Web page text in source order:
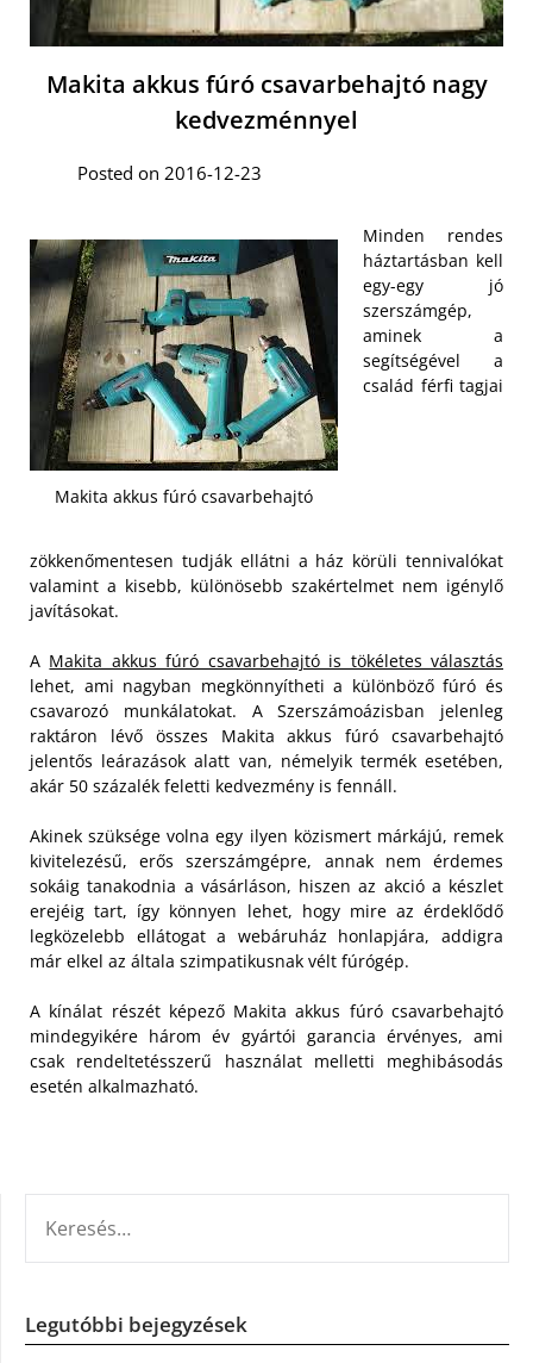
Makita akkus fúró csavarbehajtó nagy
kedvezménnyel
Posted on 2016-12-23
Makita akkus fúró csavarbehajtó
Minden rendes
háztartásban kell
egy-egy jó
szerszámgép,
aminek a
segítségével a
család férfi tagjai
zökkenőmentesen tudják ellátni a ház körüli tennivalókat
valamint a kisebb, különösebb szakértelmet nem igénylő
javításokat.
A Makita akkus fúró csavarbehajtó is tökéletes választás
lehet, ami nagyban megkönnyítheti a különböző fúró és
csavarozó munkálatokat. A Szerszámoázisban jelenleg
raktáron lévő összes Makita akkus fúró csavarbehajtó
jelentős leárazások alatt van, némelyik termék esetében,
akár 50 százalék feletti kedvezmény is fennáll.
Akinek szüksége volna egy ilyen közismert márkájú, remek
kivitelezésű, erős szerszámgépre, annak nem érdemes
sokáig tanakodnia a vásárláson, hiszen az akció a készlet
erejéig tart, így könnyen lehet, hogy mire az érdeklődő
legközelebb ellátogat a webáruház honlapjára, addigra
már elkel az általa szimpatikusnak vélt fúrógép.
A kínálat részét képező Makita akkus fúró csavarbehajtó
mindegyikére három év gyártói garancia érvényes, ami
csak rendeltetésszerű használat melletti meghibásodás
esetén alkalmazható.
Legutóbbi bejegyzések